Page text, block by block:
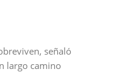
señaló
largo camino